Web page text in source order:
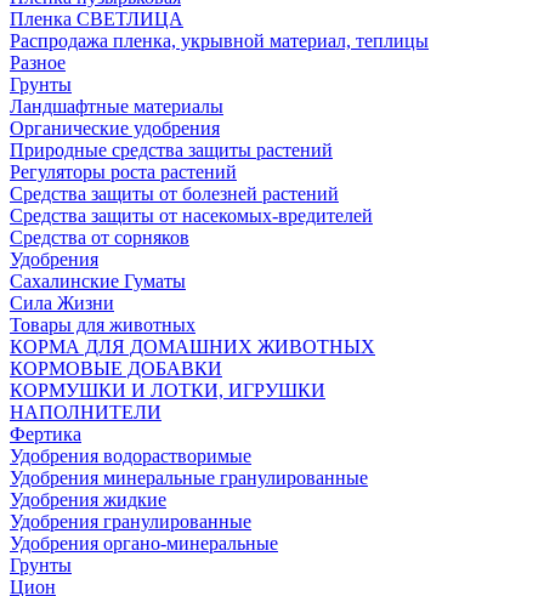
Пленка СВЕТЛИЦА
Распродажа пленка, укрывной материал, теплицы
Разное
Грунты
Ландшафтные материалы
Органические удобрения
Природные средства защиты растений
Регуляторы роста растений
Средства защиты от болезней растений
Средства защиты от насекомых-вредителей
Средства от сорняков
Удобрения
Сахалинские Гуматы
Сила Жизни
Товары для животных
КОРМА ДЛЯ ДОМАШНИХ ЖИВОТНЫХ
КОРМОВЫЕ ДОБАВКИ
КОРМУШКИ И ЛОТКИ, ИГРУШКИ
НАПОЛНИТЕЛИ
Фертика
Удобрения водорастворимые
Удобрения минеральные гранулированные
Удобрения жидкие
Удобрения гранулированные
Удобрения органо-минеральные
Грунты
Цион